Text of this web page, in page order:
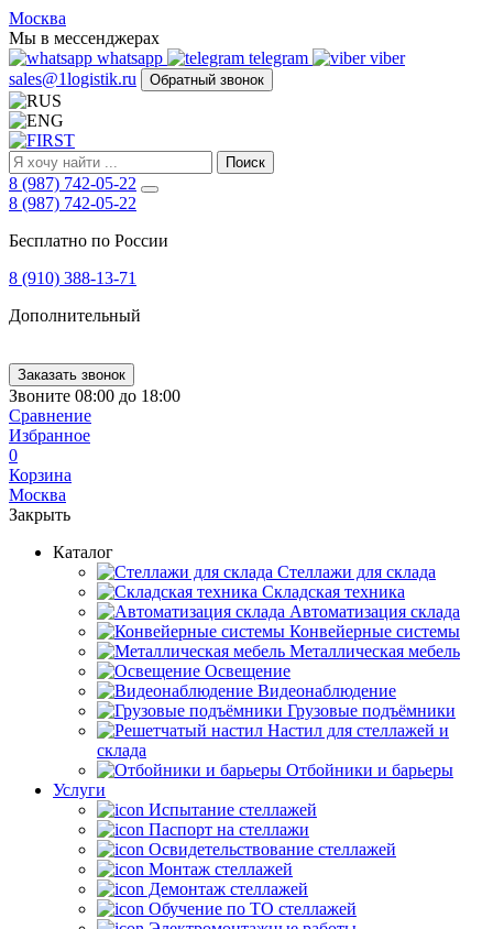
FIRST
Адрес
и
телефон:
Москва,
Алтуфьевское
ш.
д.
48,
корпус
2,
офис
127549
Россия
250-
21-
51,
E-
mail:
sales@1Logistik.ru
Москва
Мы в мессенджерах
whatsapp
telegram
viber
sales@1logistik.ru
Обратный звонок
Поиск
8 (987) 742-05-22
8 (987) 742-05-22
Бесплатно по России
8 (910) 388-13-71
Дополнительный
Заказать звонок
Звоните 08:00 до 18:00
Сравнение
Избранное
0
Корзина
Москва
Закрыть
Каталог
Cтеллажи для склада
Складская техника
Автоматизация склада
Конвейерные системы
Металлическая мебель
Освещение
Видеонаблюдение
Грузовые подъёмники
Настил для стеллажей и
склада
Отбойники и барьеры
Услуги
Испытание стеллажей
Паспорт на стеллажи
Освидетельствование стеллажей
Монтаж стеллажей
Демонтаж стеллажей
Обучение по ТО стеллажей